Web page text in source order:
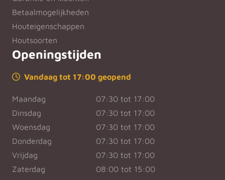
Betaalmogelijkheden
Houteigenschappen
Houtsoorten
Openingstijden
Vandaag tot 17:00 geopend
Maandag
07:30 tot 17:00
Dinsdag
07:30 tot 17:00
Woensdag
07:30 tot 17:00
Donderdag
07:30 tot 17:00
Vrijdag
07:30 tot 17:00
Zaterdag
08:00 tot 15:00